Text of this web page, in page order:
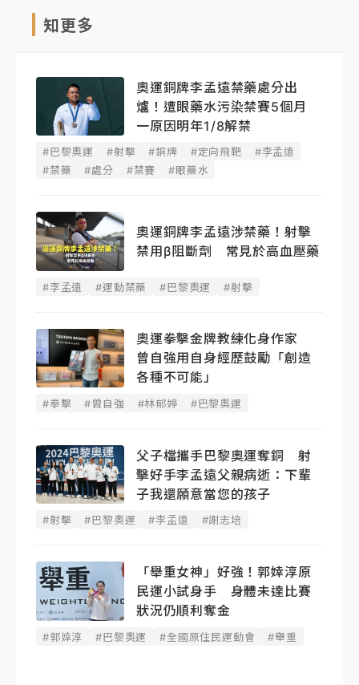
知更多
奧運銅牌李孟遠禁藥處分出
爐！遭眼藥水污染禁賽5個月
一原因明年1/8解禁
#巴黎奧運 #射擊 #銅牌 #定向飛靶
#李孟遠
#禁藥
#處分 #禁賽 #眼藥水
奧運銅牌李孟遠涉禁藥！射擊
禁用β阻斷劑 常見於高血壓藥
#李孟遠 #運動禁藥 #巴黎奧運 #射擊
奧運拳擊金牌教練化身作家
曾自強用自身經歷鼓勵「創造
各種不可能」
#拳擊 #曾自強 #林郁婷 #巴黎奧運
父子檔攜手巴黎奧運奪銅 射
擊好手李孟遠父親病逝：下輩
子我還願意當您的孩子
#射擊 #巴黎奧運 #李孟遠 #謝志培
「舉重女神」好強！郭婞淳原
民運小試身手 身體未達比賽
狀況仍順利奪金
#郭婞淳 #巴黎奧運 #全國原住民運動會 #舉重